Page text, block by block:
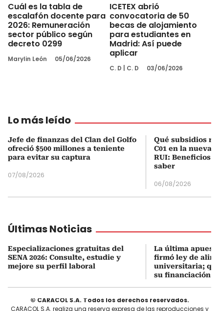
Cuál es la tabla de
escalafón docente para
2026: Remuneración
sector público según
decreto 0299
Marylin León 05/06/2026
ICETEX abrió
convocatoria de 50
becas de alojamiento
para estudiantes en
Madrid: Así puede
aplicar
C. D C. D 03/06/2026
Lo más leído
Jefe de finanzas del Clan del Golfo
ofreció $500 millones a teniente
para evitar su captura
07/08/2026
Qué subsidios
C01 en la nueva
RUI: Beneficios
saber
06/08/2026
Últimas Noticias
Especializaciones gratuitas del
SENA 2026: Consulte, estudie y
mejore su perfil laboral
La última
firmó ley de
universitaria;
su financiación
© CARACOL S.A. Todos los derechos reservados.
CARACOL S.A. realiza una reserva expresa de las reproducciones y